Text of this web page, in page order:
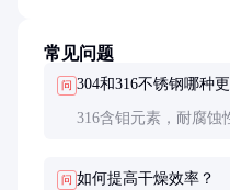
常见问题
问 304和316不锈钢哪种
316含钼元素，耐腐蚀
问 如何提高干燥效率？